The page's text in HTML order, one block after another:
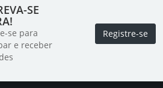
SE
se para
e receber
Registre-se